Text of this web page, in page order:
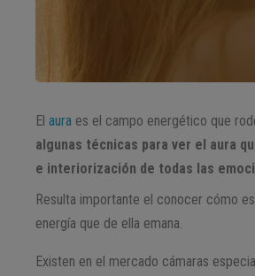
Elaura es el campo energético que
algunas técnicas para ver el aura
e interiorización de todas las
Resulta importante el conocer cómo
energía que de ella emana.
Existen en el mercado cámaras